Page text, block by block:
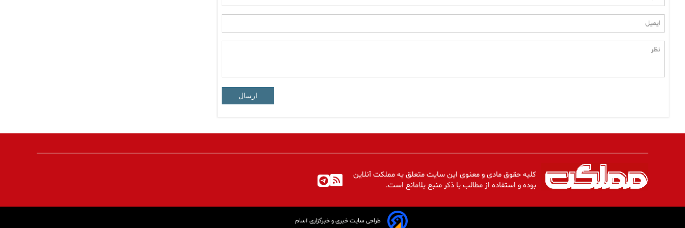
ارسال
کلیه حقوق مادی و معنوی این سایت متعلق به مملکت آنلاین
بوده و استفاده از مطالب با ذکر منبع بلامانع است.
طراحی سایت خبری و خبرگزاری آسام